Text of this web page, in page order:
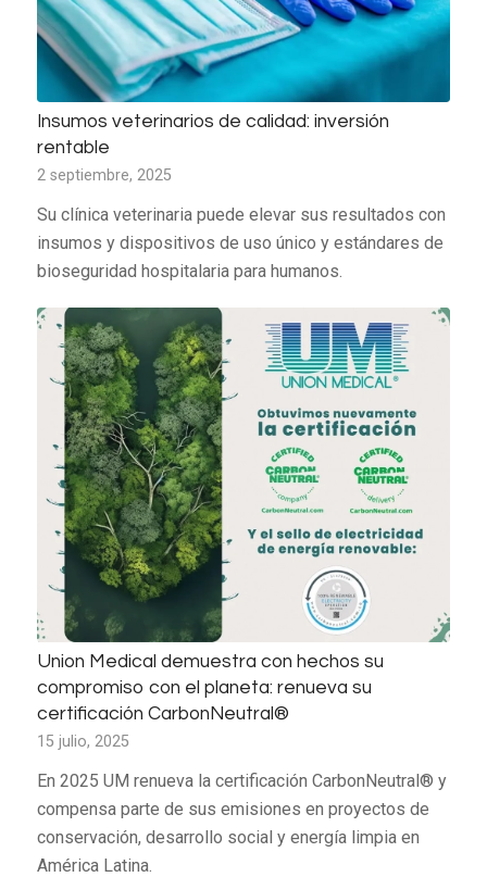
Insumos veterinarios de calidad: inversión
rentable
2 septiembre, 2025
Su clínica veterinaria puede elevar sus resultados con
insumos y dispositivos de uso único y estándares de
bioseguridad hospitalaria para humanos.
Union Medical demuestra con hechos su
compromiso con el planeta: renueva su
certificación CarbonNeutral®
15 julio, 2025
En 2025 UM renueva la certificación CarbonNeutral® y
compensa parte de sus emisiones en proyectos de
conservación, desarrollo social y energía limpia en
América Latina.